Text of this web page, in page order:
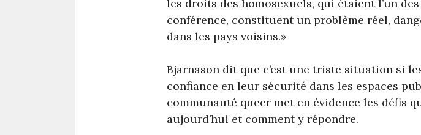
les droits des homosexuels, qui étaient l’un
conférence, constituent un problème réel,
dans les pays voisins.»
Bjarnason dit que c’est une triste situation si
confiance en leur sécurité dans les espaces
communauté queer met en évidence les défis
aujourd’hui et comment y répondre.